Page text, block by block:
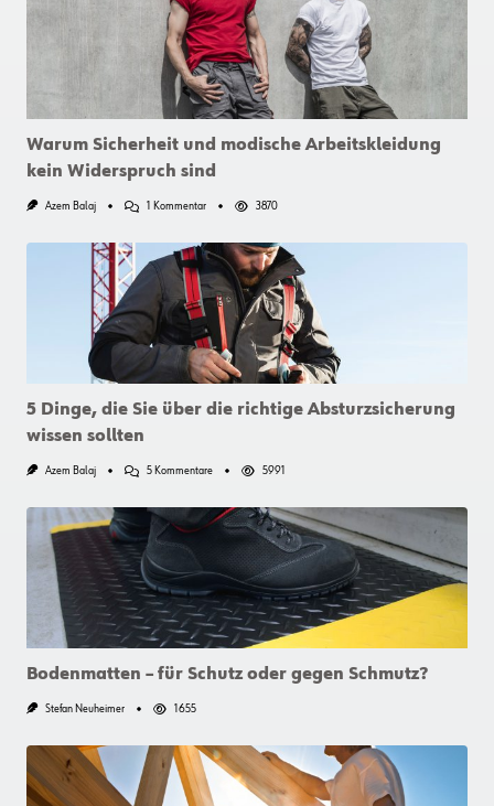
Warum Sicherheit und modische Arbeitskleidung
kein Widerspruch sind
Azem Balaj 1 KommentarZu
Und
Modische
Arbeitskleidung
Kein
Widerspruch
Sind
3870
5 Dinge, die Sie über die richtige Absturzsicherung
wissen sollten
Azem Balaj 5 KommentareZu
Die
Richtige
Absturzsicherung
Wissen
Sollten
5991
Bodenmatten – für Schutz oder gegen Schmutz?
Stefan Neuheimer 1655